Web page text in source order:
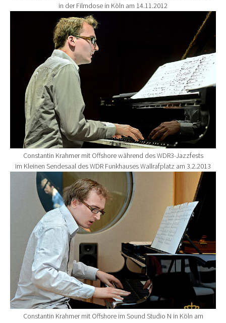
in der Filmdose in Köln am 14.11.2012
Show larger version for:
Constantin Krahmer mit Offshore während des WDR3-Jazzfests
im Kleinen Sendesaal des WDR Funkhauses Wallrafplatz am 3.2.2013
Show larger version for:
Constantin Krahmer mit Offshore im Sound Studio N in Köln am